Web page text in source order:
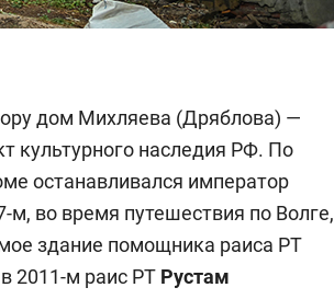
дом Михляева (Дряблова) —
культурного наследия РФ. По
останавливался император
м, во время путешествия по Волге,
здание помощника раиса РТ
2011-м раис РТ Рустам